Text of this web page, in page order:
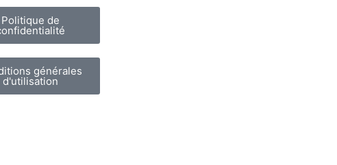
Politique de
générales
d'utilisation